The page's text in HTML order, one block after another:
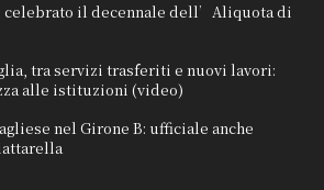
celebrato il decennale dell’Aliquota di
tra servizi trasferiti e nuovi lavori:
alle istituzioni (video)
nel Girone B: ufficiale anche